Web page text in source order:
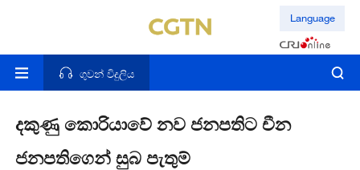
Language
ගුවන් විදුලිය
දකුණු කොරියාවේ නව ජනපතිට චීන
ජනපතිගෙන් සුබ පැතුම්